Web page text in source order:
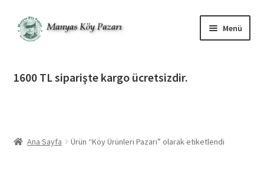
Dolaşıma
geç
İçeriğe
geç
Menü
1600 TL siparişte kargo ücretsizdir.
Ana Sayfa Ürün “Köy Ürünleri Pazarı” olarak etiketlendi